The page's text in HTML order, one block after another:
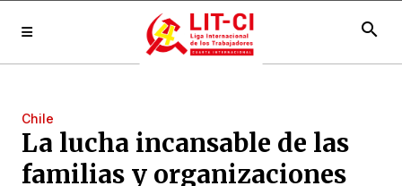
search
Chile
La lucha incansable de las
familias y organizaciones